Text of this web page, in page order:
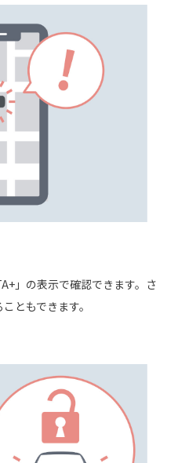
」の表示で確認できます。さ
ともできます。